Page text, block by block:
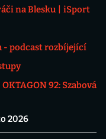
na Blesku
iSport
- podcast rozbíjející
OKTAGON 92: Szabová
2026